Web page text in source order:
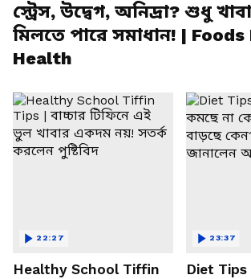
স্ট্রেস, উদ্বেগ, অনিদ্রা? শুধু
মিলতে পারে সমাধান! |
Health
Healthy School Tiffin
22:27
Diet
23:37